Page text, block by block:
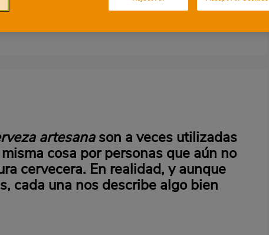
artesanason a veces utilizadas
cosa por personas que aún no
cervecera. En realidad, y aunque
cada una nos describe algo bien